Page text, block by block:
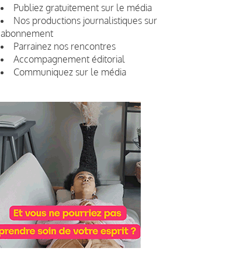
Publiez gratuitement sur le média
Nos productions journalistiques sur
abonnement
Parrainez nos rencontres
Accompagnement éditorial
Communiquez sur le média